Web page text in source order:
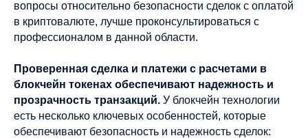
вопросы относительно безопасности сделок с оплатой
в криптовалюте, лучше проконсультироваться с
профессионалом в данной области.
Проверенная сделка и платежи с расчетами в
блокчейн токенах обеспечивают надежность и
прозрачность транзакций. У блокчейн технологии
есть несколько ключевых особенностей, которые
обеспечивают безопасность и надежность сделок: